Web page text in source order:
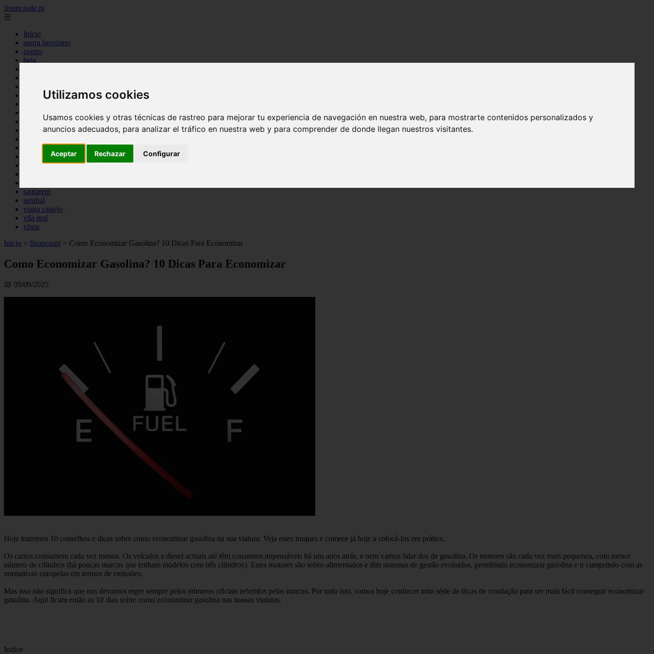
Utilizamos cookies
Usamos cookies y otras técnicas de rastreo para mejorar tu experiencia de navegación en nuestra web, para mostrarte contenidos personalizados y
anuncios adecuados, para analizar el tráfico en nuestra web y para comprender de donde llegan nuestros visitantes.
Aceptar Rechazar Configurar
financasde.pt
☰
Inicio
angra heroismo
aveiro
beja
coimbra
guarda
ponta delgada
santarem
setubal
viana castelo
vila real
viseu
Inicio > financaspt > Como Economizar Gasolina? 10 Dicas Para Economizar
Como Economizar Gasolina? 10 Dicas Para Economizar
📅 09/09/2025
Hoje trazemos 10 conselhos e dicas sobre como economizar gasolina na sua viatura. Veja estes truques e comece já hoje a colocá-los em prática.
Os carros consumem cada vez menos. Os veículos a diesel actuais até têm consumos impensáveis há uns anos atrás, e nem vamos falar dos de gasolina. Os motores são cada vez mais pequenos, com menor
número de cilindros (há poucas marcas que tenham modelos com três cilindros). Estes motores são sobre-alimentados e têm sistemas de gestão evoluídos, permitindo economizar gasolina e ir cumprindo com as
normativas europeias em termos de emissões.
Mas isso não significa que nos devamos reger sempre pelos números oficiais referidos pelas marcas. Por tudo isto, vamos hoje conhecer uma série de dicas de condução para ser mais fácil conseguir economizar
gasolina. Aqui ficam então as 10 dias sobre como economizar gasolina nas nossas viaturas.
Indice